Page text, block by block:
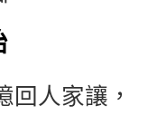
回人家讓，